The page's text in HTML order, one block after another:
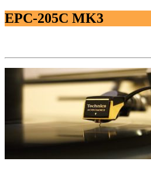
EPC-205C MK3